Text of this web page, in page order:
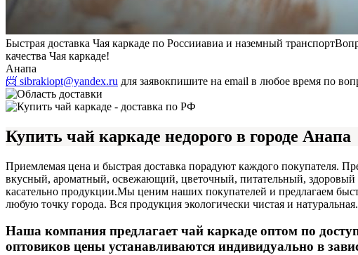
Быстрая доставка Чая каркаде по Россииавиа и наземный транспорт
качества Чая каркаде!
Анапа
📨 sibrakiopt@yandex.ru для заявокпишите на email в любое время по
Купить чай каркаде недорого в городе Анапа
Приемлемая цена и быстрая доставка порадуют каждого покупателя.
вкусный, ароматный, освежающий, цветочный, питательный, здоровый
касательно продукции.Мы ценим наших покупателей и предлагаем
любую точку города. Вся продукция экологически чистая и натуральная.
Наша компания предлагает чай каркаде оптом по
оптовиков цены устанавливаются индивидуально в